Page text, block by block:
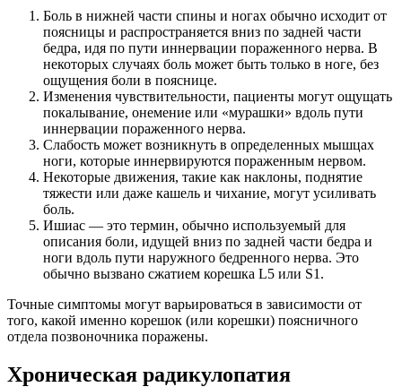
Боль в нижней части спины и ногах обычно исходит от
поясницы и распространяется вниз по задней части
бедра, идя по пути иннервации пораженного нерва. В
некоторых случаях боль может быть только в ноге, без
ощущения боли в пояснице.
Изменения чувствительности, пациенты могут ощущать
покалывание, онемение или «мурашки» вдоль пути
иннервации пораженного нерва.
Слабость может возникнуть в определенных мышцах
ноги, которые иннервируются пораженным нервом.
Некоторые движения, такие как наклоны, поднятие
тяжести или даже кашель и чихание, могут усиливать
боль.
Ишиас — это термин, обычно используемый для
описания боли, идущей вниз по задней части бедра и
ноги вдоль пути наружного бедренного нерва. Это
обычно вызвано сжатием корешка L5 или S1.
Точные симптомы могут варьироваться в зависимости от
того, какой именно корешок (или корешки) поясничного
отдела позвоночника поражены.
Хроническая радикулопатия